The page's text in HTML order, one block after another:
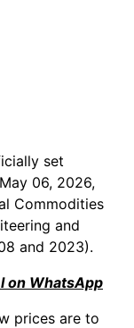
set
06, 2026,
Commodities
and
and 2023).
on WhatsApp
prices are to